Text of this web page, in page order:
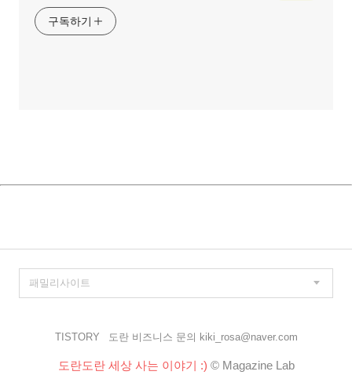
구독하기
TISTORY 도란 비즈니스 문의 kiki_rosa@naver.com
도란도란 세상 사는 이야기 :) © Magazine Lab